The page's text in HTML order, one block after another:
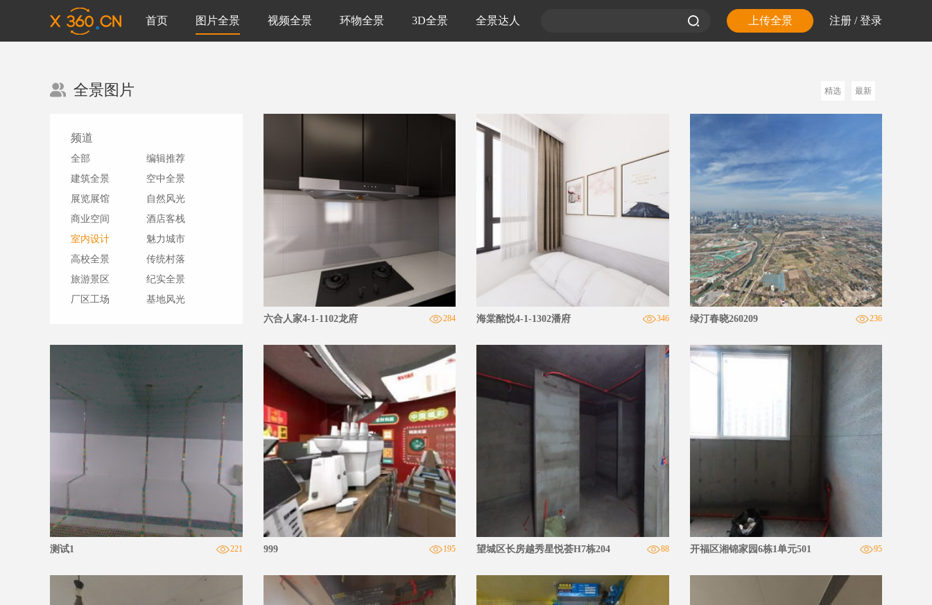
首页 图片全景 视频全景 环物全景 3D全景 全景达人 上传全景 注册 /登录
全景图片 精选 最新
频道
全部
编辑推荐
建筑全景
空中全景
展览展馆
自然风光
商业空间
酒店客栈
室内设计
魅力城市
高校全景
传统村落
旅游景区
纪实全景
厂区工场
基地风光
六合人家4-1-1102龙府 284 海棠酩悦4-1-1302潘府 346 绿汀春晓260209 236
测试1 221 999 195 望城区长房越秀星悦荟H7栋204 88 开福区湘锦家园6栋1单元501 95